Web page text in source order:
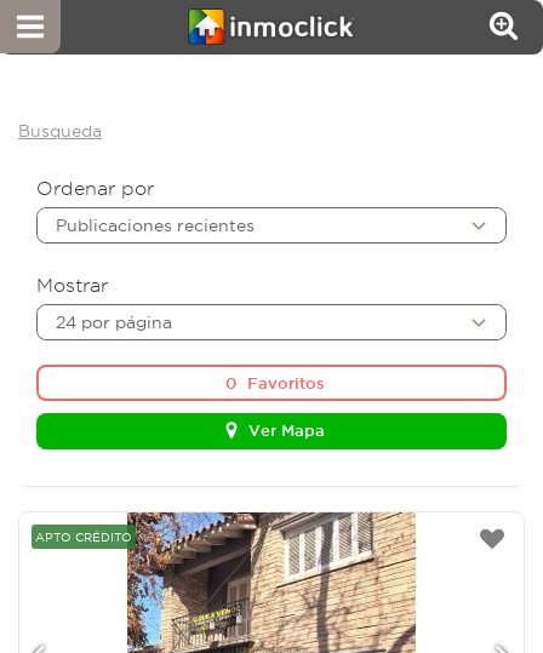
Busqueda
Ordenar por
Publicaciones recientes
Mostrar
24 por página
0 Favoritos
Ver Mapa
APTO CRÉDITO